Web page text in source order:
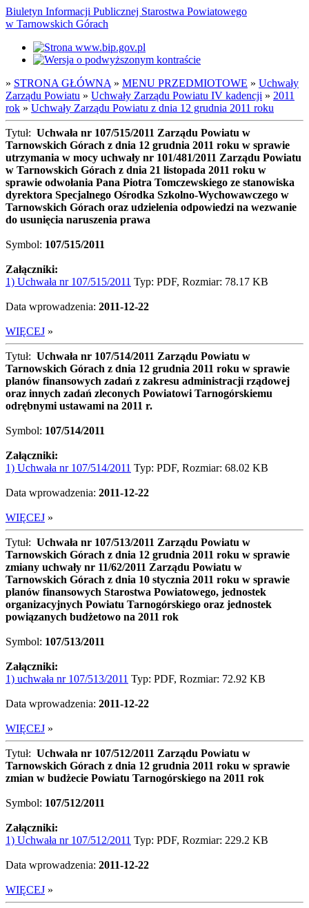
Biuletyn Informacji Publicznej Starostwa Powiatowego
w Tarnowskich Górach
» STRONA GŁÓWNA » MENU PRZEDMIOTOWE » Uchwały
Zarządu Powiatu » Uchwały Zarządu Powiatu IV kadencji » 2011
rok » Uchwały Zarządu Powiatu z dnia 12 grudnia 2011 roku
Tytuł: Uchwała nr 107/515/2011 Zarządu Powiatu w
Tarnowskich Górach z dnia 12 grudnia 2011 roku w sprawie
utrzymania w mocy uchwały nr 101/481/2011 Zarządu Powiatu
w Tarnowskich Górach z dnia 21 listopada 2011 roku w
sprawie odwołania Pana Piotra Tomczewskiego ze stanowiska
dyrektora Specjalnego Ośrodka Szkolno-Wychowawczego w
Tarnowskich Górach oraz udzielenia odpowiedzi na wezwanie
do usunięcia naruszenia prawa
Symbol: 107/515/2011
Załączniki:
1) Uchwała nr 107/515/2011 Typ: PDF, Rozmiar: 78.17 KB
Data wprowadzenia: 2011-12-22
WIĘCEJ »
Tytuł: Uchwała nr 107/514/2011 Zarządu Powiatu w
Tarnowskich Górach z dnia 12 grudnia 2011 roku w sprawie
planów finansowych zadań z zakresu administracji rządowej
oraz innych zadań zleconych Powiatowi Tarnogórskiemu
odrębnymi ustawami na 2011 r.
Symbol: 107/514/2011
Załączniki:
1) Uchwała nr 107/514/2011 Typ: PDF, Rozmiar: 68.02 KB
Data wprowadzenia: 2011-12-22
WIĘCEJ »
Tytuł: Uchwała nr 107/513/2011 Zarządu Powiatu w
Tarnowskich Górach z dnia 12 grudnia 2011 roku w sprawie
zmiany uchwały nr 11/62/2011 Zarządu Powiatu w
Tarnowskich Górach z dnia 10 stycznia 2011 roku w sprawie
planów finansowych Starostwa Powiatowego, jednostek
organizacyjnych Powiatu Tarnogórskiego oraz jednostek
powiązanych budżetowo na 2011 rok
Symbol: 107/513/2011
Załączniki:
1) uchwała nr 107/513/2011 Typ: PDF, Rozmiar: 72.92 KB
Data wprowadzenia: 2011-12-22
WIĘCEJ »
Tytuł: Uchwała nr 107/512/2011 Zarządu Powiatu w
Tarnowskich Górach z dnia 12 grudnia 2011 roku w sprawie
zmian w budżecie Powiatu Tarnogórskiego na 2011 rok
Symbol: 107/512/2011
Załączniki:
1) Uchwała nr 107/512/2011 Typ: PDF, Rozmiar: 229.2 KB
Data wprowadzenia: 2011-12-22
WIĘCEJ »